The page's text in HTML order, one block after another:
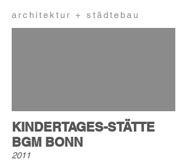
architektur + städtebau
KINDERTAGES-STÄTTE
BGM BONN
2011